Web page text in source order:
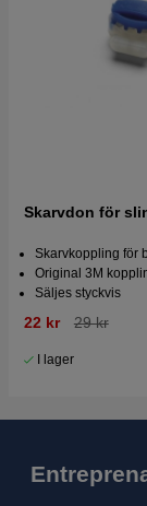
Skarvdon för
Skarvkoppling för
Original 3M
Säljes styckvis
22 kr 29 kr
I lager